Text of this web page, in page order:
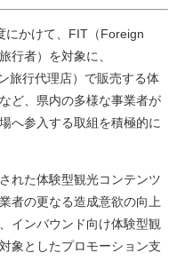
かけて、FIT（Foreign
行者）を対象に、
旅行代理店）で販売する体
ど、県内の多様な事業者が
へ参入する取組を積極的に
れた体験型観光コンテンツ
者の更なる造成意欲の向上
インバウンド向け体験型観
象としたプロモーション支